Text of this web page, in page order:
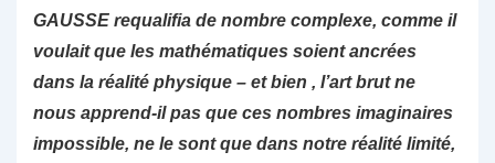
GAUSSE requalifia de nombre complexe, comme il
voulait que les mathématiques soient ancrées
dans la réalité physique – et bien , l’art brut ne
nous apprend-il pas que ces nombres imaginaires
impossible, ne le sont que dans notre réalité limité,